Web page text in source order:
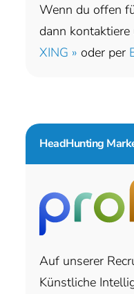
Wenn du offen
dann
XING » oder per
HeadHunting
Auf unserer
Künstliche